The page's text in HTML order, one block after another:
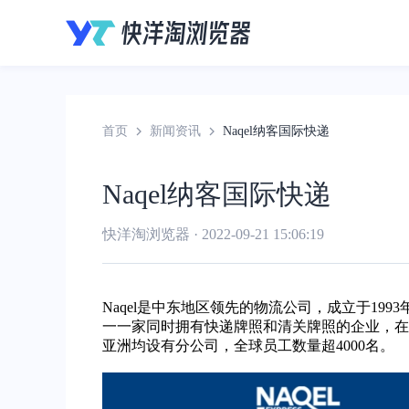
首页 新闻资讯 Naqel纳客国际快递
Naqel纳客国际快递
快洋淘浏览器 · 2022-09-21 15:06:19
Naqel是中东地区领先的物流公司，成立于
一一家同时拥有快递牌照和清关牌照的企业，
亚洲均设有分公司，全球员工数量超4000名。